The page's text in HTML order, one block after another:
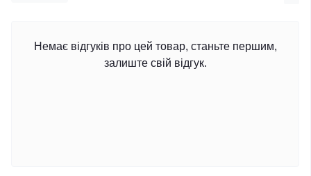
Немає відгуків про цей товар, станьте першим,
залиште свій відгук.